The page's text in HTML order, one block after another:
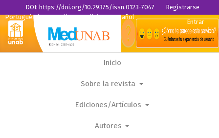
Inicio
Sobre la revista
Ediciones/Artículos
Autores
Portugués (Portugal) English Español
DOI: https://doi.org/10.29375/issn.0123-7047
Registrarse
Entrar